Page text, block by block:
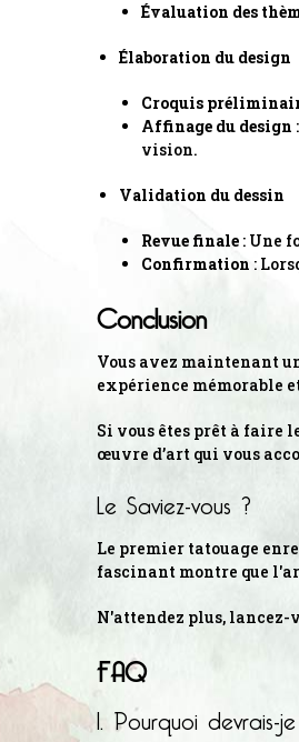
Évaluation des
Élaboration du design
Croquis
Affinage du design
vision.
Validation du dessin
Revue finale : Une
Confirmation :
Conclusion
Vous avez maintenant
expérience mémorable
Si vous êtes prêt à faire
œuvre d’art qui vous
Le Saviez-vous ?
Le premier tatouage
fascinant montre que
N'attendez plus, lancez-
FAQ
1. Pourquoi